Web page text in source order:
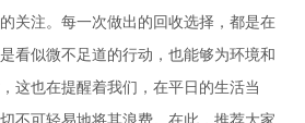
关注。每一次做出的回收选择，都是在
看似微不足道的行动，也能够为环境和
这也在提醒着我们，在平日的生活当
不可轻易地将其浪费。在此，推荐大家